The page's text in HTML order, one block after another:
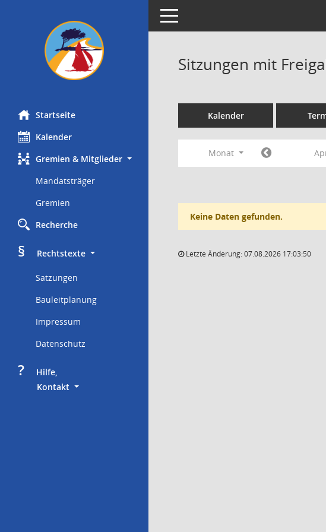
Startseite
Kalender
Gremien & Mitglieder
Mandatsträger
Gremien
Recherche
§
     Rechtstexte
Satzungen
Bauleitplanung
Impressum
Datenschutz
?
     Hilfe,
Kontakt
Toggle navigation
Sitzungen mit
Kalender
Monat
Keine Daten gefunden.
Letzte Änderung: 07.08.2026 17:03:50